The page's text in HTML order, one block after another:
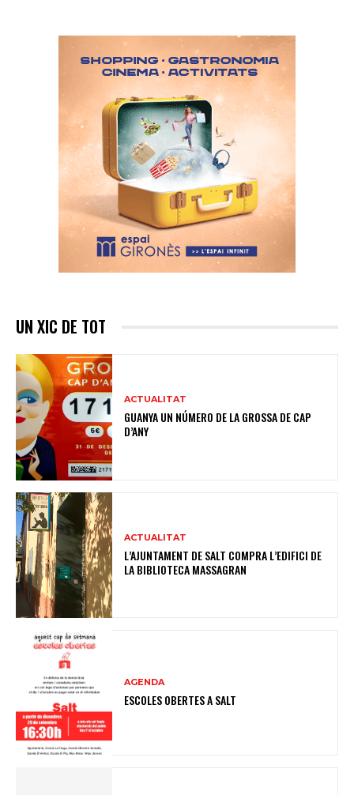
UN XIC DE TOT
ACTUALITAT
GUANYA UN NÚMERO DE LA GROSSA DE CAP
D’ANY
ACTUALITAT
L’AJUNTAMENT DE SALT COMPRA L’EDIFICI DE
LA BIBLIOTECA MASSAGRAN
AGENDA
ESCOLES OBERTES A SALT